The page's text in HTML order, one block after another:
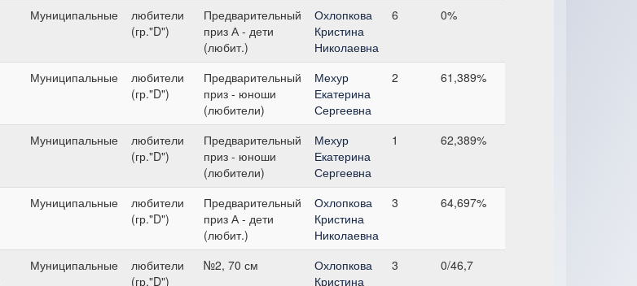
Муниципальные
любители
(гр."D")
Предварительный
приз А - дети
(любит.)
Охлопкова
Кристина
Николаевна
6 0%
Муниципальные
любители
(гр."D")
Предварительный
приз - юноши
(любители)
Мехур
Екатерина
Сергеевна
2 61,389%
Муниципальные
любители
(гр."D")
Предварительный
приз - юноши
(любители)
Мехур
Екатерина
Сергеевна
1 62,389%
Муниципальные
любители
(гр."D")
Предварительный
приз А - дети
(любит.)
Охлопкова
Кристина
Николаевна
3 64,697%
Муниципальные
любители
(гр."D")
№2, 70 см
Охлопкова
Кристина
3 0/46,7